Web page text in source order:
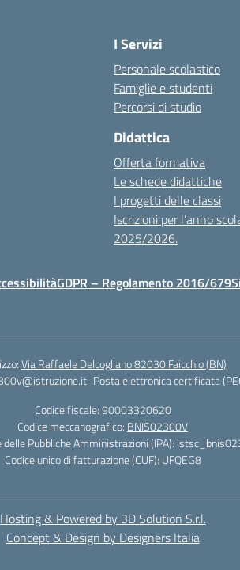
I Servizi
Personale scolastico
Famiglie e studenti
Percorsi di studio
Didattica
Offerta formativa
Le schede didattiche
I progetti delle classi
Iscrizioni per l’anno
2025/2026.
GDPR – Regolamento 2016/679
Via Raffaele Delcogliano 82030 Faicchio (BN)
Posta elettronica certificata
Codice fiscale: 90003320620
Codice meccanografico: BNIS02300V
delle Pubbliche Amministrazioni (IPA):
Codice unico di fatturazione (CUF): UFQEG8
Hosting & Powered by 3D Solution S.r.l.
Concept & Design by Designers Italia